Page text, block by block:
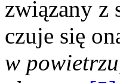
związany z
czuje się
w